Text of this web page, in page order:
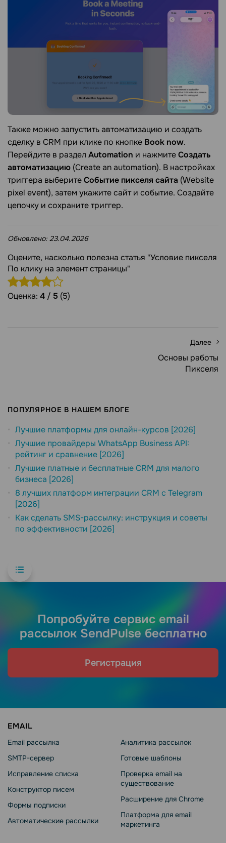
Также можно запустить автоматизацию и создать
сделку в CRM при клике по кнопке Book now.
Перейдите в раздел Automation и нажмитеСоздать
автоматизацию (Create an automation). В настройках
триггера выберитеСобытие пикселя сайта (Website
pixel event), затем укажите сайт и событие. Создайте
цепочку и сохраните триггер.
Обновлено: 23.04.2026
Оцените, насколько полезна статья "Условие пикселя
По клику на элемент страницы"
Оценка: 4 / 5 (5)
Далее
Основы работы
Пикселя
ПОПУЛЯРНОЕ В НАШЕМ БЛОГЕ
Лучшие платформы для онлайн-курсов [2026]
Лучшие провайдеры WhatsApp Business API:
рейтинг и сравнение [2026]
Лучшие платные и бесплатные CRM для малого
бизнеса [2026]
8 лучших платформ интеграции CRM с Telegram
[2026]
Как сделать SMS-рассылку: инструкция и советы
по эффективности [2026]
Попробуйте сервис email
рассылок SendPulse бесплатно
Регистрация
EMAIL
Email рассылка
SMTP-сервер
Исправление списка
Конструктор писем
Формы подписки
Автоматические рассылки
Аналитика рассылок
Готовые шаблоны
Проверка email на
существование
Расширение для Chrome
Платформа для email
маркетинга